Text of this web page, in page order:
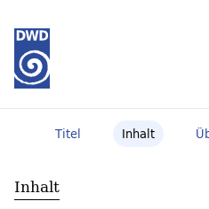
Titel Inhalt
Inhalt